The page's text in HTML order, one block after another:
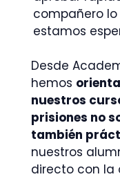
compañero lo
estamos
Desde
hemos
nuestros
prisiones no
también
nuestros
directo con la